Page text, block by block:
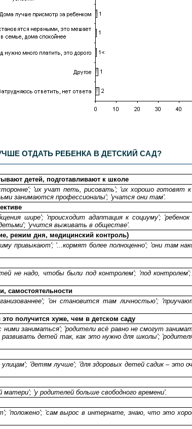
ОТДАТЬ РЕБЕНКА В ДЕТСКИЙ САД?
детей, подготавливают к школе
'их учат петь, рисовать'; 'их хорошо
занимаются профессионалы'; 'учатся они там'.
шире'; 'происходит адаптация к социуму'; 'ребенок
'учится выживать в обществе'.
режим дня, медицинский контроль)
привыкают'; '...кормят более полноценно'; 'они там
не надо, чтобы были под контролем'; 'под
самостоятельности
'он становится там личностью';
получится хуже, чем в детском саду
заниматься'; 'родители всё равно не смогут
детей так, как это нужно для школы';
'детям лучше'; 'для здоровых детей садик – это
'у родителей больше свободного времени'.
'сам вырос в интернате, знаю, что это